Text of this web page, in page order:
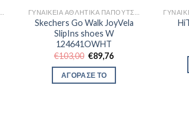
Skechers Go Walk JoyVela
SlipIns shoes W
124641OWHT
€103,00 Original
price
was:
€103,00.
€89,76Η
ΑΓΟΡΑΣΕ ΤΟ